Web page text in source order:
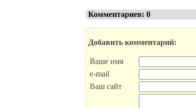
Комментариев: 0
Добавить комментарий:
Ваше имя
e-mail
Ваш сайт